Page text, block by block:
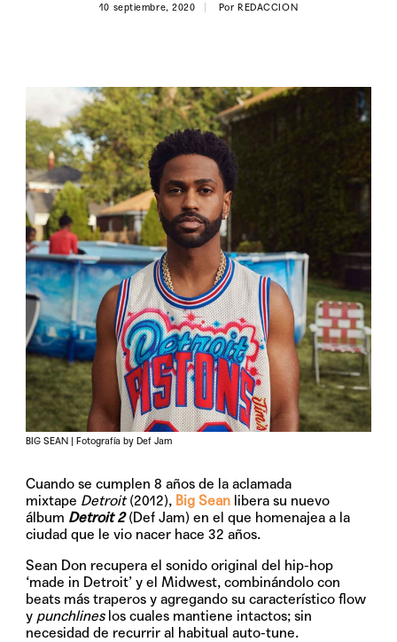
10 septiembre, 2020 PorREDACCION
BIG SEAN | Fotografía by Def Jam
Cuando se cumplen 8 años de la aclamada
mixtape Detroit(2012), Big Sean libera su nuevo
álbum Detroit 2(Def Jam) en el que homenajea a la
ciudad que le vio nacer hace 32 años.
Sean Don recupera el sonido original del hip-hop
‘made in Detroit’ y el Midwest, combinándolo con
beats más traperos y agregando su característico flow
y punchlineslos cuales mantiene intactos; sin
necesidad de recurrir al habitual auto-tune.